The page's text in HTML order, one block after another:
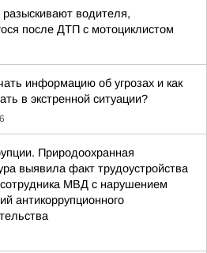
водителя,
после ДТП с мотоциклистом
информацию об угрозах и как
в экстренной ситуации?
Природоохранная
выявила факт трудоустройства
МВД с нарушением
антикоррупционного